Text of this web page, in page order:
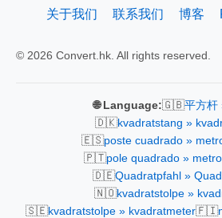
关于我们 联系我们 博客
© 2026 Convert.hk. All rights reserved.
🌐 Language:🇬🇧平方杆
🇩🇰kvadratstang »
🇪🇸poste cuadrado »
🇵🇹pole quadrado »
🇩🇪Quadratpfahl »
🇳🇴kvadratstolpe »
🇸🇪kvadratstolpe » kvadratmeter🇫🇮